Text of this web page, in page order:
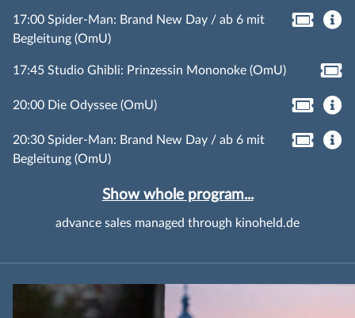
17:00 Spider-Man: Brand New Day / ab 6 mit
Begleitung (OmU)
17:45 Studio Ghibli: Prinzessin Mononoke (OmU)
20:00 Die Odyssee (OmU)
20:30 Spider-Man: Brand New Day / ab 6 mit
Begleitung (OmU)
Show whole program...
advance sales managed through kinoheld.de